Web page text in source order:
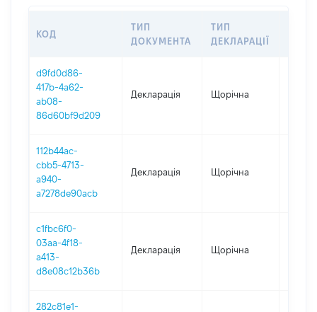
КОД
ТИП
ДОКУМЕНТА
ТИП
ДЕКЛАРАЦІЇ
d9fd0d86-
417b-4a62-
ab08-
86d60bf9d209
Декларація Щорічна
112b44ac-
cbb5-4713-
a940-
a7278de90acb
Декларація Щорічна
c1fbc6f0-
03aa-4f18-
a413-
d8e08c12b36b
Декларація Щорічна
282c81e1-